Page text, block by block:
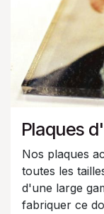
Plaques
Nos plaques
toutes les
d'une large
fabriquer ce